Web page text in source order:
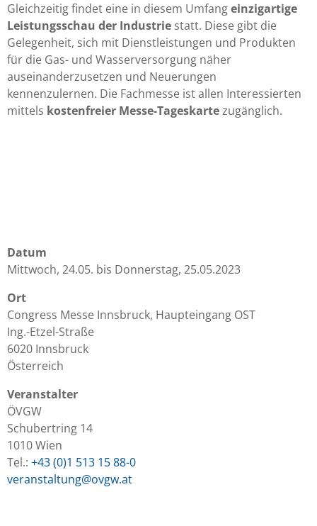
Gleichzeitig findet eine in diesem Umfangeinzigartige
Leistungsschau der Industrie statt. Diese gibt die
Gelegenheit, sich mit Dienstleistungen und Produkten
für die Gas- und Wasserversorgung näher
auseinanderzusetzen und Neuerungen
kennenzulernen. Die Fachmesse ist allen Interessierten
mittels kostenfreier Messe-Tageskartezugänglich.
Datum
Mittwoch, 24.05. bis Donnerstag, 25.05.2023
Ort
Congress Messe Innsbruck, Haupteingang OST
Ing.-Etzel-Straße
6020 Innsbruck
Österreich
Veranstalter
ÖVGW
Schubertring 14
1010 Wien
Tel.: +43 (0)1 513 15 88-0
veranstaltung@ovgw.at